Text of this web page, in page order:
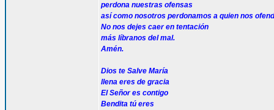
perdona nuestras ofensas
así como nosotros perdonamos a quien nos
No nos dejes caer en tentación
más líbranos del mal.
Amén.
Dios te Salve María
llena eres de gracia
El Señor es contigo
Bendita tú eres